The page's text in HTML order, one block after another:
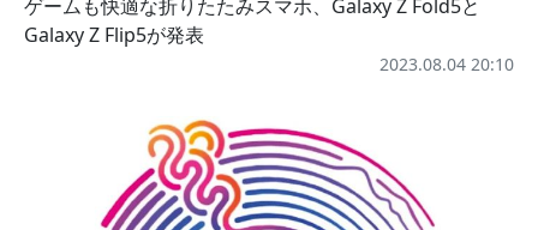
ゲームも快適な折りたたみスマホ、Galaxy Z Fold5と
Galaxy Z Flip5が発表
2023.08.04 20:10